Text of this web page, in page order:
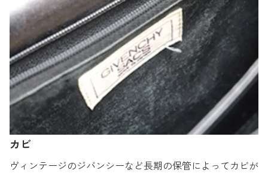
カビ
ヴィンテージのジバンシーなど長期の保管によってカビが